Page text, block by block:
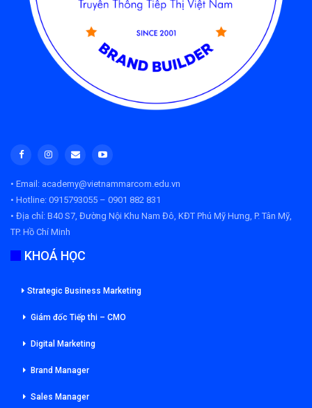
• Email: academy@vietnammarcom.edu.vn
• Hotline: 0915793055 – 0901 882 831
• Địa chỉ: B40 S7, Đường Nội Khu Nam Đô, KĐT Phú Mỹ Hưng, P. Tân Mỹ,
TP. Hồ Chí Minh
KHOÁ HỌC
Strategic Business Marketing
Giám đốc Tiếp thi – CMO
Digital Marketing
Brand Manager
Sales Manager